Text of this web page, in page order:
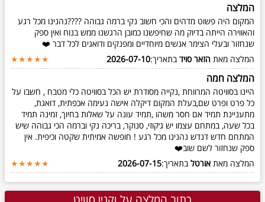
המלצה
המקום היה פשוט מדהים והכי חשוב נקי ברמה גבוהה ????נהנינו מכל רגע
והאווירה הייתה בדיוק מה שחיפשנו כמובן הרגשנו ממש בנוח ואין ספק
שנחזור ובעלי הצימר אנשים מיוחדיים ומפנקים ודואגים לכל דבר ❤️
המלצה מאת הזאר סויד בתאריך:2026-07-10
★★★★★
המלצה חמה
היינו בסוויטה המרווחת ,נקייה מסודרת יש הכל בסוויטה כלי מטבח , חשבו על
כל פרט ופרט שם,בעלת המקום דיקלה אישה נעימה אכפתית, דואגת,
מתעניינת תמיד אם חסר משהו ,תמיד עונה על שאלות בחיוך, זמינה תמיד
בכל שעה, במתחם עצמו יש ג׳קוזי, סנוקר, בריכה נקי וברמה הכי גבוהה שיש
המתחם חדש דנדש נהנינו מכל רגע ! חופשה אמיתית שקטה וכיפית. אין
ספק שנחזור לשם שוב❤️
המלצה מאת אורטל בתאריך:2026-07-15
★★★★★